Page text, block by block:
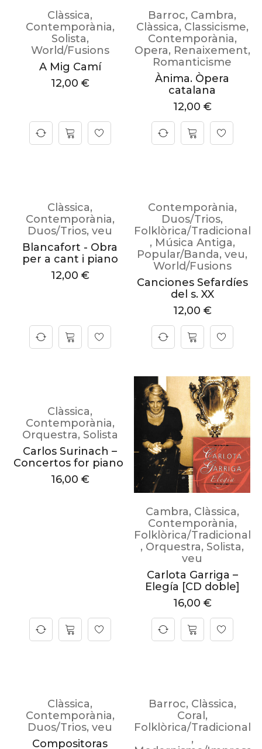
Clàssica,
Contemporània,
Solista,
World/Fusions
A Mig Camí
12,00 €
Barroc, Cambra,
Clàssica, Classicisme,
Contemporània,
Opera, Renaixement,
Romanticisme
Ànima. Òpera
catalana
12,00 €
Clàssica,
Contemporània,
Duos/Trios, veu
Blancafort - Obra
per a cant i piano
12,00 €
Contemporània,
Duos/Trios,
Folklòrica/Tradicional
, Música Antiga,
Popular/Banda, veu,
World/Fusions
Canciones Sefardíes
del s. XX
12,00 €
Clàssica,
Contemporània,
Orquestra, Solista
Carlos Surinach –
Concertos for piano
16,00 €
Cambra, Clàssica,
Contemporània,
Folklòrica/Tradicional
, Orquestra, Solista,
veu
Carlota Garriga –
Elegía [CD doble]
16,00 €
Clàssica,
Contemporània,
Duos/Trios, veu
Compositoras
Barroc, Clàssica,
Coral ,
Folklòrica/Tradicional
,